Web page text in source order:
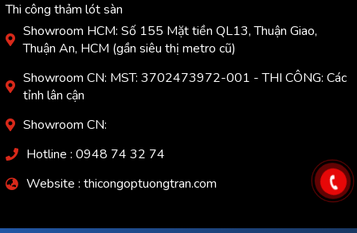
Thi công thảm lót sàn
Showroom HCM: Số 155 Mặt tiền QL13, Thuận Giao,
Thuận An, HCM (gần siêu thị metro cũ)
Showroom CN: MST: 3702473972-001 - THI CÔNG: Các
tỉnh lân cận
Showroom CN:
Hotline : 0948 74 32 74
Website : thicongoptuongtran.com